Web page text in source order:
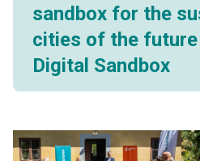
sandbox for the
cities of the
Digital Sandbox